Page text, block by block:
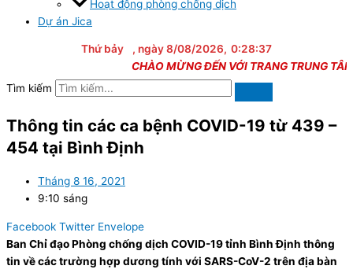
Hoạt động phòng chống dịch
Dự án Jica
Thứ bảy , ngày 8/08/2026, 0:28:37
CHÀO MỪNG ĐẾN VỚI TRANG TRUNG TÂM Y
Tìm kiếm
Thông tin các ca bệnh COVID-19 từ 439 –
454 tại Bình Định
Tháng 8 16, 2021
9:10 sáng
Facebook Twitter Envelope
Ban Chỉ đạo Phòng chống dịch COVID-19 tỉnh Bình Định thông
tin về các trường hợp dương tính với SARS-CoV-2 trên địa bàn